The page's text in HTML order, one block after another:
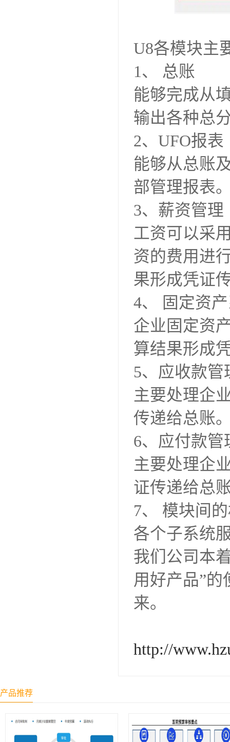
U8各模块主
1、 总账
能够完成从
输出各种总
2、UFO报表
能够从总账
部管理报表
3、薪资管理
工资可以采
资的费用进
果形成凭证
4、 固定资
企业固定资
算结果形成
5、应收款管
主要处理企
传递给总账
6、应付款管
主要处理企
证传递给总
7、 模块间
各个子系统
我们公司本
用好产品”
来。
http://
产品推荐